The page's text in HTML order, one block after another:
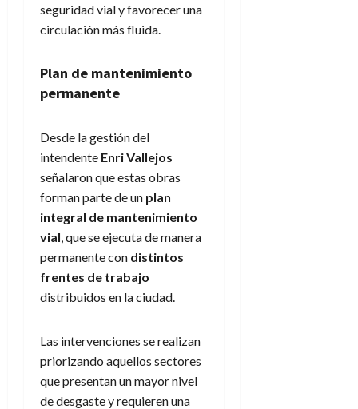
seguridad vial y favorecer una
circulación más fluida.
Plan de mantenimiento
permanente
Desde la gestión del
intendente Enri Vallejos
señalaron que estas obras
forman parte de un plan
integral de mantenimiento
vial , que se ejecuta de manera
permanente con distintos
frentes de trabajo
distribuidos en la ciudad.
Las intervenciones se realizan
priorizando aquellos sectores
que presentan un mayor nivel
de desgaste y requieren una